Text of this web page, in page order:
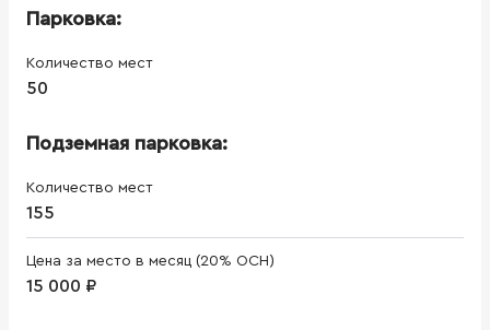
Парковка:
Количество мест
50
Подземная парковка:
Количество мест
155
Цена за место в месяц (20% ОСН)
15 000 ₽